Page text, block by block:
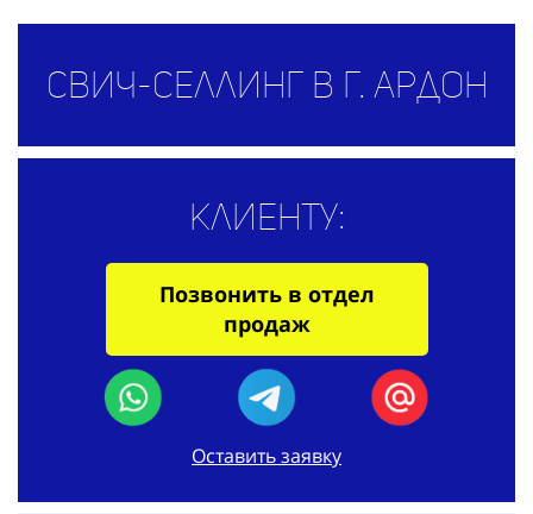
Свич-селлинг в г. Ардон
Клиенту:
Позвонить в отдел
продаж
Оставить заявку